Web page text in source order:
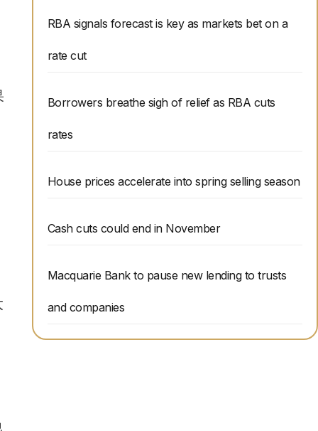
RBA signals forecast is key as markets bet on a
rate cut
Borrowers breathe sigh of relief as RBA cuts
rates
House prices accelerate into spring selling season
Cash cuts could end in November
Macquarie Bank to pause new lending to trusts
and companies